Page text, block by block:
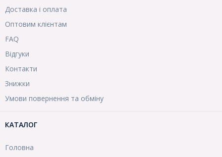
Доставка і оплата
Оптовим клієнтам
FAQ
Відгуки
Контакти
Знижки
Умови повернення та обміну
КАТАЛОГ
Головна